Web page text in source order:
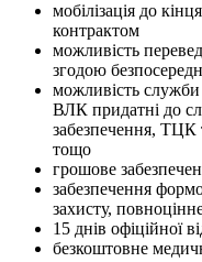
мобілізація до
контрактом
можливість
згодою
можливість служби
ВЛК придатні до
забезпечення,
тощо
грошове
забезпечення
захисту,
15 днів офіційної
безкоштовне